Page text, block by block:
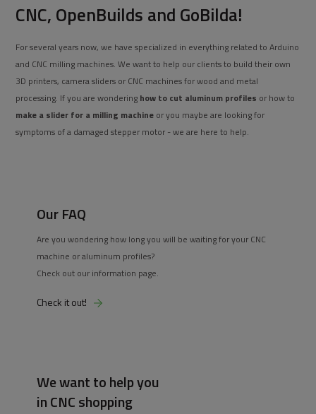
CNC, OpenBuilds and GoBilda!
For several years now, we have specialized in everything related to Arduino
and CNC milling machines. We want to help our clients to build their own
3D printers, camera sliders or CNC machines for wood and metal
processing. If you are wondering how to cut aluminum profiles or how to
make a slider for a milling machine or you maybe are looking for
symptoms of a damaged stepper motor - we are here to help.
Our FAQ
Are you wondering how long you will be waiting for your CNC
machine or aluminum profiles?
Check out our information page.
Check it out!
We want to help you
in CNC shopping